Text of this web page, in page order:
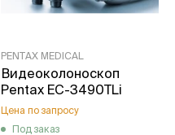
PENTAX MEDICAL
Видеоколоноскоп
Pentax EC-3490TLi
Цена по запросу
Под заказ